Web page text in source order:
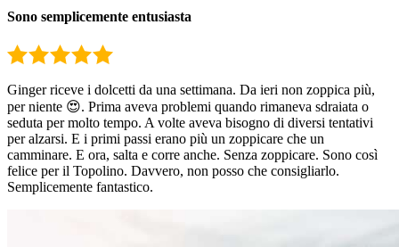
Sono semplicemente entusiasta
Ginger riceve i dolcetti da una settimana. Da ieri non zoppica più,
per niente 😍. Prima aveva problemi quando rimaneva sdraiata o
seduta per molto tempo. A volte aveva bisogno di diversi tentativi
per alzarsi. E i primi passi erano più un zoppicare che un
camminare. E ora, salta e corre anche. Senza zoppicare. Sono così
felice per il Topolino. Davvero, non posso che consigliarlo.
Semplicemente fantastico.